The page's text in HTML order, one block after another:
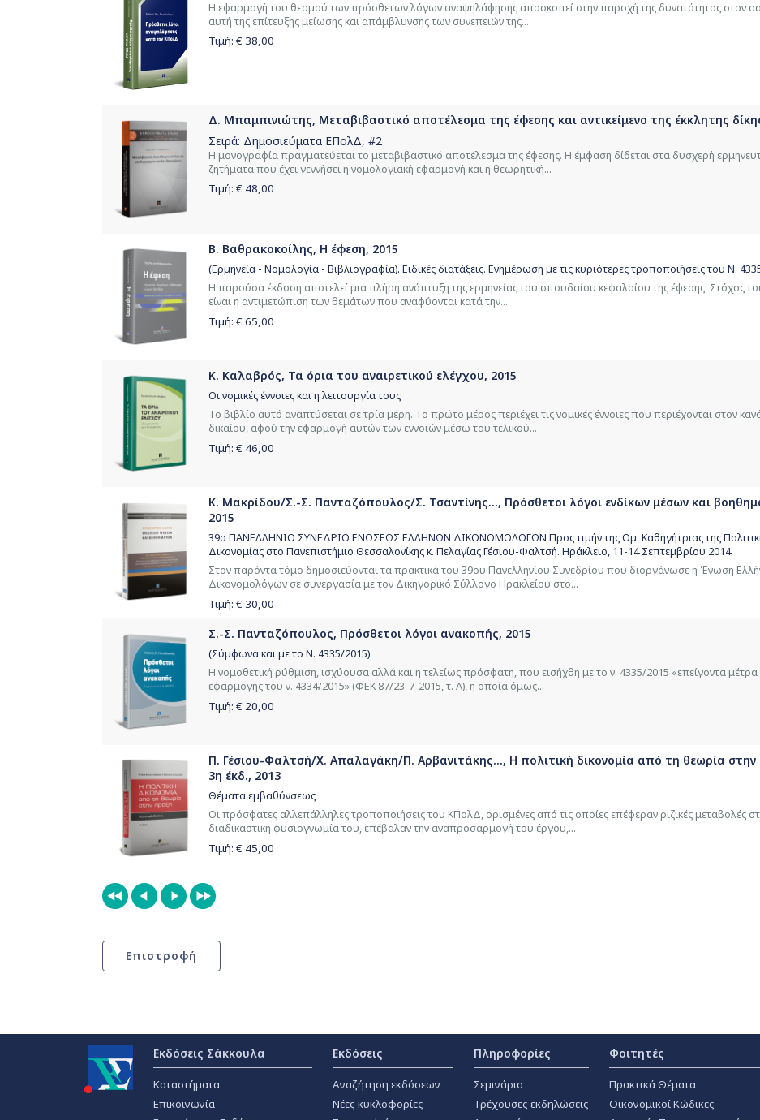
Η εφαρμογή του θεσμού των πρόσθετων λόγων αναψηλάφησης αποσκοπεί στην παροχή της δυνατότητας στον
αυτή της επίτευξης μείωσης και απάμβλυνσης των συνεπειών της...
Τιμή: € 38,00
Δ. Μπαμπινιώτης, Μεταβιβαστικό αποτέλεσμα της έφεσης και αντικείμενο της έκκλητης
Σειρά: Δημοσιεύματα ΕΠολΔ, #2
Η μονογραφία πραγματεύεται το μεταβιβαστικό αποτέλεσμα της έφεσης. Η έμφαση δίδεται στα δυσχερή
ζητήματα που έχει γεννήσει η νομολογιακή εφαρμογή και η θεωρητική...
Τιμή: € 48,00
Β. Βαθρακοκοίλης, Η έφεση, 2015
(Ερμηνεία - Νομολογία - Βιβλιογραφία). Ειδικές διατάξεις. Ενημέρωση με τις κυριότερες τροποποιήσεις του Ν.
Η παρούσα έκδοση αποτελεί μια πλήρη ανάπτυξη της ερμηνείας του σπουδαίου κεφαλαίου της έφεσης. Στόχος
είναι η αντιμετώπιση των θεμάτων που αναφύονται κατά την...
Τιμή: € 65,00
Κ. Καλαβρός, Τα όρια του αναιρετικού ελέγχου, 2015
Οι νομικές έννοιες και η λειτουργία τους
Το βιβλίο αυτό αναπτύσεται σε τρία μέρη. Το πρώτο μέρος περιέχει τις νομικές έννοιες που περιέχονται στον
δικαίου, αφού την εφαρμογή αυτών των εννοιών μέσω του τελικού...
Τιμή: € 46,00
Κ. Μακρίδου/Σ.-Σ. Πανταζόπουλος/Σ. Τσαντίνης..., Πρόσθετοι λόγοι ενδίκων μέσων και
2015
39ο ΠΑΝΕΛΛΗΝΙΟ ΣΥΝΕΔΡΙΟ ΕΝΩΣΕΩΣ ΕΛΛΗΝΩΝ ΔΙΚΟΝΟΜΟΛΟΓΩΝ Προς τιμήν της Ομ. Καθηγήτριας της
Δικονομίας στο Πανεπιστήμιο Θεσσαλονίκης κ. Πελαγίας Γέσιου-Φαλτσή. Ηράκλειο, 11-14 Σεπτεμβρίου 2014
Στον παρόντα τόμο δημοσιεύονται τα πρακτικά του 39ου Πανελληνίου Συνεδρίου που διοργάνωσε η Ένωση
Δικονομολόγων σε συνεργασία με τον Δικηγορικό Σύλλογο Ηρακλείου στο...
Τιμή: € 30,00
Σ.-Σ. Πανταζόπουλος, Πρόσθετοι λόγοι ανακοπής, 2015
(Σύμφωνα και με το Ν. 4335/2015)
Η νομοθετική ρύθμιση, ισχύουσα αλλά και η τελείως πρόσφατη, που εισήχθη με το ν. 4335/2015 «επείγοντα μέτρα
εφαρμογής του ν. 4334/2015» (ΦΕΚ 87/23-7-2015, τ. Α), η οποία όμως...
Τιμή: € 20,00
Π. Γέσιου-Φαλτσή/Χ. Απαλαγάκη/Π. Αρβανιτάκης..., Η πολιτική δικονομία από τη θεωρία
3η έκδ., 2013
Θέματα εμβαθύνσεως
Οι πρόσφατες αλλεπάλληλες τροποποιήσεις του ΚΠολΔ, ορισμένες από τις οποίες επέφεραν ριζικές μεταβολές
διαδικαστική φυσιογνωμία του, επέβαλαν την αναπροσαρμογή του έργου,...
Τιμή: € 45,00
Εκδόσεις Σάκκουλα
Καταστήματα
Επικοινωνία
Εκδόσεις
Αναζήτηση εκδόσεων
Νέες κυκλοφορίες
Πληροφορίες
Σεμινάρια
Τρέχουσες εκδηλώσεις
Φοιτητές
Πρακτικά Θέματα
Οικονομικοί Κώδικες